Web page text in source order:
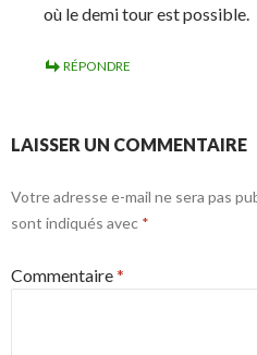
où le demi tour est possible.
RÉPONDRE
LAISSER UN COMMENTAIRE
Votre adresse e-mail ne sera pas
sont indiqués avec *
Commentaire*